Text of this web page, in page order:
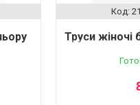
Труси жіночі